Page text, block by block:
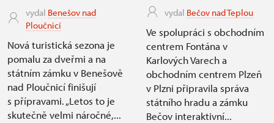
vydal Benešov nad
Ploučnicí
Nová turistická sezona je
pomalu za dveřmi a na
státním zámku v Benešově
nad Ploučnicí finišují
s přípravami. „Letos to je
skutečně velmi náročné,...
vydal Bečov nad Teplou
Ve spolupráci s obchodním
centrem Fontána v
Karlových Varech a
obchodním centrem Plzeň
v Plzni připravila správa
státního hradu a zámku
Bečov interaktivní...